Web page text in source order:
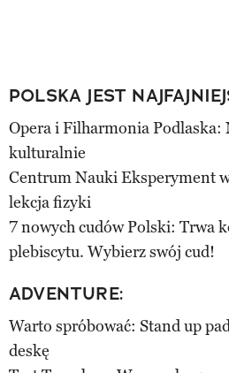
POLSKA JEST
Opera i Filharmonia Podlaska:
kulturalnie
Centrum Nauki Eksperyment
lekcja fizyki
7 nowych cudów Polski: Trwa
plebiscytu. Wybierz swój cud!
ADVENTURE:
Warto spróbować: Stand up
deskę